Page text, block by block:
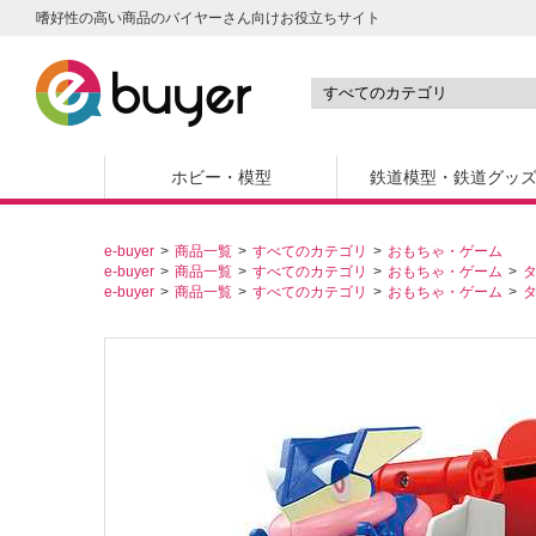
嗜好性の高い商品のバイヤーさん向けお役立ちサイト
ホビー・模型 鉄道模型・鉄道グッズ
e-buyer 商品一覧 すべてのカテゴリ
おもちゃ・ゲーム
e-buyer
商品一覧 すべてのカテゴリ おもちゃ・ゲーム
e-buyer
商品一覧 すべてのカテゴリ おもちゃ・ゲーム